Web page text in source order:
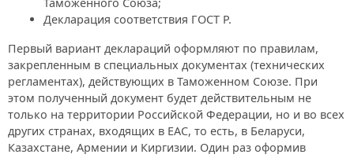
Декларация соответствия ГОСТ Р.
Первый вариант деклараций оформляют по правилам,
закрепленным в специальных документах (технических
регламентах), действующих в Таможенном Союзе. При
этом полученный документ будет действительным не
только на территории Российской Федерации, но и во всех
других странах, входящих в ЕАС, то есть, в Беларуси,
Казахстане, Армении и Киргизии. Один раз оформив